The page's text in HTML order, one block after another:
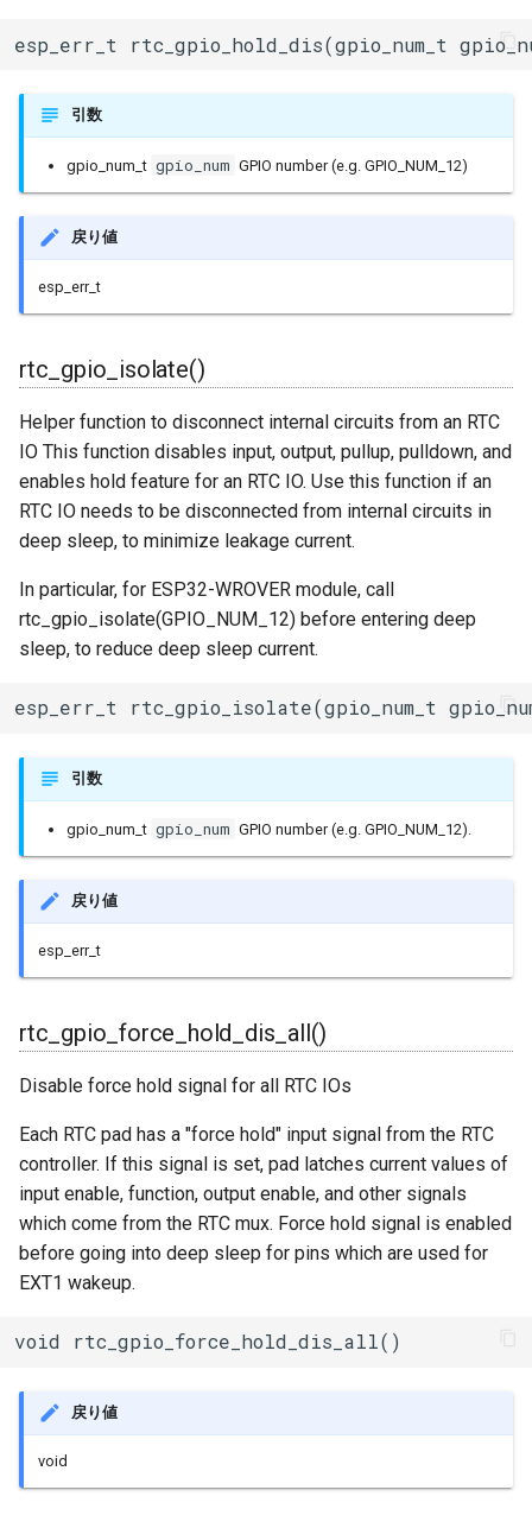
esptool::FatalError
esptool::HexFormatter
fs::FS
fs::F_Fat
fs::File
fs::FileImpl
fs::SDFS
fs::SDMMCFS
esp_err_t rtc_gpio_hold_dis(gpio_num_t
引数
gpio_num_t gpio_num GPIO number (e.g. GPIO_NUM_12)
戻り値
esp_err_t
rtc_gpio_isolate()
Helper function to disconnect internal circuits from an RTC
IO This function disables input, output, pullup, pulldown, and
enables hold feature for an RTC IO. Use this function if an
RTC IO needs to be disconnected from internal circuits in
deep sleep, to minimize leakage current.
In particular, for ESP32-WROVER module, call
rtc_gpio_isolate(GPIO_NUM_12) before entering deep
sleep, to reduce deep sleep current.
esp_err_t rtc_gpio_isolate(gpio_num_t
引数
gpio_num_t gpio_num GPIO number (e.g. GPIO_NUM_12).
戻り値
esp_err_t
rtc_gpio_force_hold_dis_all()
Disable force hold signal for all RTC IOs
Each RTC pad has a "force hold" input signal from the RTC
controller. If this signal is set, pad latches current values of
input enable, function, output enable, and other signals
which come from the RTC mux. Force hold signal is enabled
before going into deep sleep for pins which are used for
EXT1 wakeup.
void rtc_gpio_force_hold_dis_all()
戻り値
void